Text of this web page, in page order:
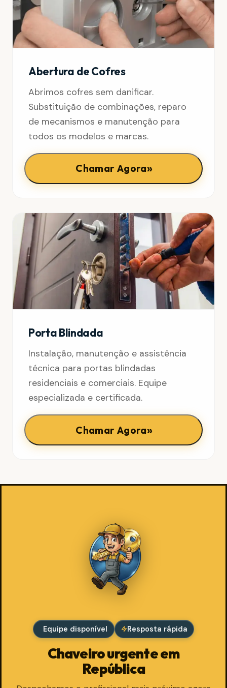
Abertura de Cofres
Abrimos cofres sem danificar.
Substituição de combinações, reparo
de mecanismos e manutenção para
todos os modelos e marcas.
Chamar Agora»
Porta Blindada
Instalação, manutenção e assistência
técnica para portas blindadas
residenciais e comerciais. Equipe
especializada e certificada.
Chamar Agora»
Equipe disponível Resposta rápida
Chaveiro urgente em
República